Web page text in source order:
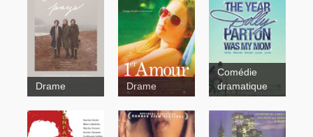
Pays
Drame 1er amour
Drame
Comédie
dramatique